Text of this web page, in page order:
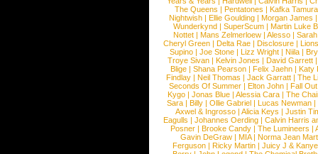
The Queens | Pentatones | Kafka Tamura
Nightwish |Ellie Goulding |Morgan James
Wunderkynd | SuperScum | Martin Luke
Nottet |Mans Zelmerloew |Alesso |
Cheryl Green |Delta Rae |Disclosure |
Supino |Joe Stone |Lizz Wright |Niila |
Troye Sivan | Kelvin Jones | David Garrett
Blige | Shana Pearson | Felix Jaehn | Katy
Findlay |Neil Thomas |Jack Garratt |The
Seconds Of Summer |Elton John |Fall
Kygo |Jonas Blue |Alessia Cara |The
Sara |Billy |Ollie Gabriel |Lucas Newman |
Axwel & Ingrosso | Alicia Keys | Justin
Eagulls |Johannes Oerding |Calvin Harris
Posner |Brooke Candy |The Lumineers |
Gavin DeGraw | MIA| Norma Jean
Ferguson | Ricky Martin | Juicy J &